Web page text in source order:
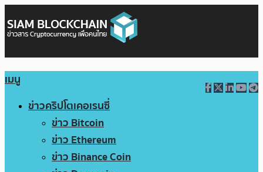
เมนู
ข่าวคริปโตเคอเรนซี่
ข่าว Bitcoin
ข่าว Ethereum
ข่าว Binance Coin